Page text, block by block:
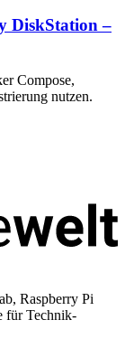
DiskStation –
Compose,
nutzen.
Raspberry Pi
für Technik-